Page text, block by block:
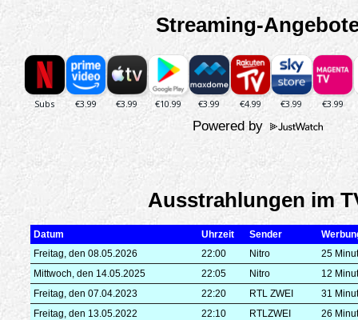
Streaming-
Powered by
Ausstrahlungen im
Datum Uhrzeit Sender
Freitag, den 08.05.2026
22:00 Nitro
25
Mittwoch, den 14.05.2025
22:05 Nitro
12
Freitag, den 07.04.2023
22:20 RTL ZWEI
31
Freitag, den 13.05.2022
22:10 RTLZWEI
26